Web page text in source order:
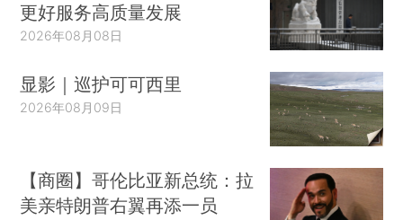
更好服务高质量发展
2026年08月08日
显影｜巡护可可西里
2026年08月09日
【商圈】哥伦比亚新总统：拉
美亲特朗普右翼再添一员